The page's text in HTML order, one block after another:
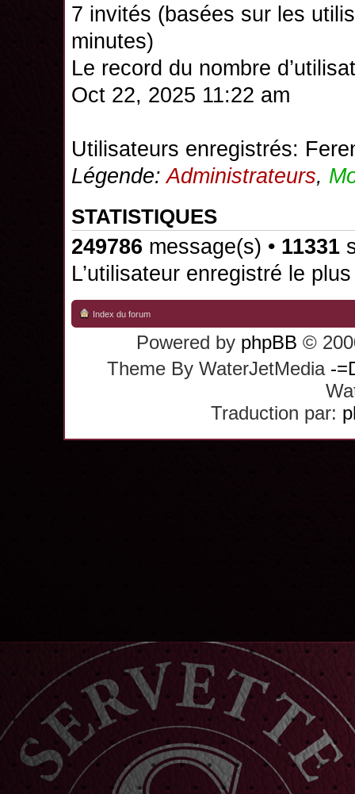
7 invités (basées sur les
minutes)
Le record du nombre
Oct 22, 2025 11:22 am
Utilisateurs enregistrés:
Légende:Administrateurs,
STATISTIQUES
249786 message(s) • 11331
L’utilisateur enregistré le
Index du forum
Powered by phpBB ©
Theme By WaterJetMedia -
Traduction par: